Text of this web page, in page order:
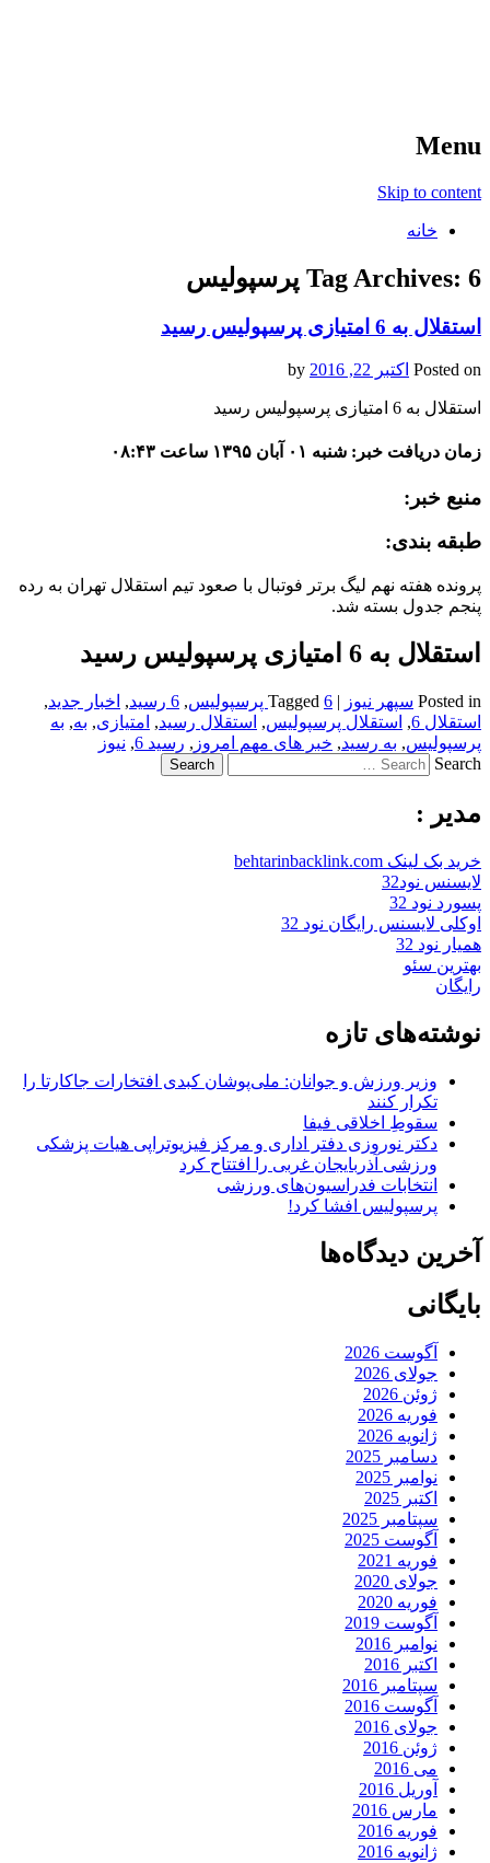
Menu
Skip to content
خانه
Tag Archives: 6 پرسپولیس
استقلال به 6 امتیازی پرسپولیس رسید
Posted on اکتبر 22, 2016
استقلال به 6 امتیازی پرسپولیس رسید
زمان دریافت خبر: شنبه ۰۱ آبان ۱۳۹۵ ساعت ۰۸:۴۳
منبع خبر:
طبقه بندی:
پرونده هفته نهم لیگ برتر فوتبال با صعود تیم استقلال تهران به رده
پنجم جدول بسته شد.
استقلال به 6 امتیازی پرسپولیس رسید
Posted in سپهر نیوز |
Tagged 6 پرسپولیس , 6 رسید , اخبار جدید,
استقلال 6
, استقلال پرسپولیس, استقلال رسید, امتیازی, به, به
پرسپولیس, به رسید, خبر های مهم امروز , رسید 6 , نیوز
Search
مدیر :
خرید بک لینک behtarinbacklink.com
لایسنس نود32
پسورد نود 32
اوکلی لایسنس رایگان نود 32
همیار نود 32
بهترین سئو
رایگان
نوشته‌های تازه
وزیر ورزش و جوانان: ملی‌پوشان کبدی افتخارات جاکارتا را
تکرار کنند
سقوطِ اخلاقی فیفا
دکتر نوروزی دفتر اداری و مرکز فیزیوتراپی هیات پزشکی
ورزشی آذربایجان غربی را افتتاح کرد
انتخابات فدراسیون‌های ورزشی
پرسپولیس افشا کرد!
آخرین دیدگاه‌ها
بایگانی
آگوست 2026
جولای 2026
ژوئن 2026
فوریه 2026
ژانویه 2026
دسامبر 2025
نوامبر 2025
اکتبر 2025
سپتامبر 2025
آگوست 2025
فوریه 2021
جولای 2020
فوریه 2020
آگوست 2019
نوامبر 2016
اکتبر 2016
سپتامبر 2016
آگوست 2016
جولای 2016
ژوئن 2016
می 2016
آوریل 2016
مارس 2016
فوریه 2016
ژانویه 2016